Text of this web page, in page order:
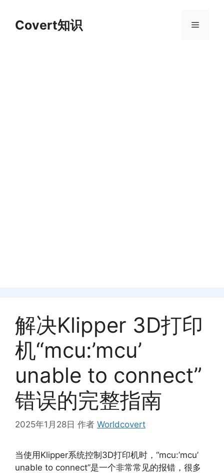
Covert知识 菜
解决Klipper 3D打印
机“mcu:’mcu’
unable to connect”
错误的完整指南
2025年1月28日 作者 Worldcovert
当使用Klipper系统控制3D打印机时，“mcu:’mcu’
unable to connect”是一个非常常见的报错，很多